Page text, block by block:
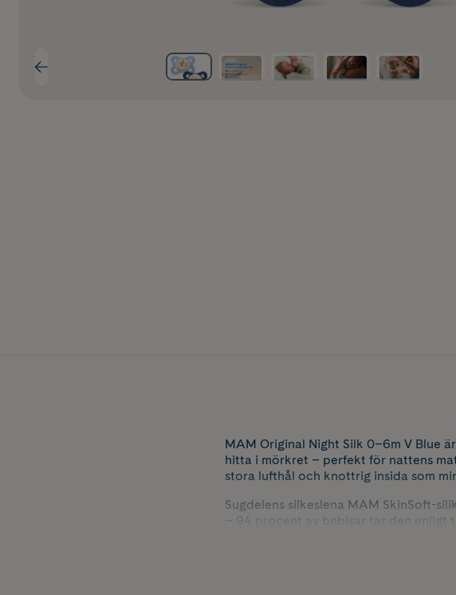
MAM Original Night Silk 0–6m V Blue
hitta i mörkret – perfekt för nattens
stora lufthål och knottrig insida som
Sugdelens silkeslena MAM SkinSoft-
– 94 procent av bebisar tar den enligt
Napparna levereras i en praktisk
mikrovågsugn på bara några